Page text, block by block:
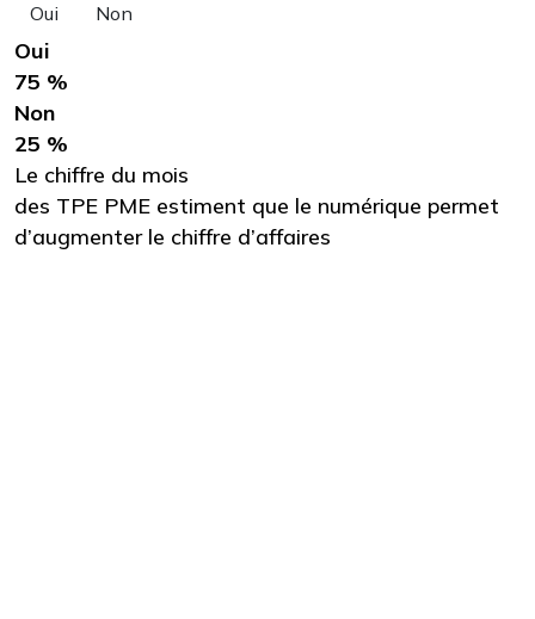
Oui Non
Oui
75 %
Non
25 %
Le chiffre du mois
des TPE PME estiment que le numérique permet
d’augmenter le chiffre d’affaires